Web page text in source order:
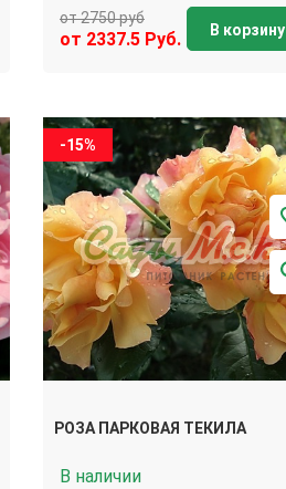
от 2750 руб
от 2337.5 Руб. В корзину
-15%
РОЗА ПАРКОВАЯ ТЕКИЛА
В наличии